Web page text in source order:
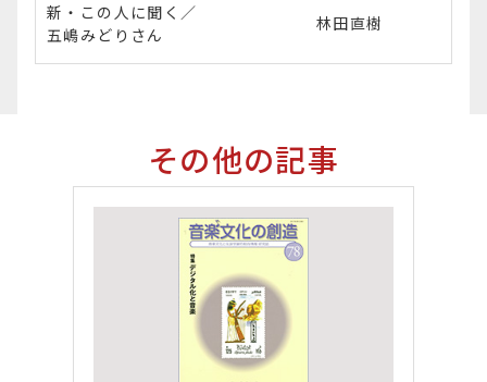
新・この人に聞く／
五嶋みどりさん
林田直樹
その他の記事